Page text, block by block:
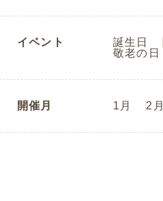
イベント 誕生日
敬老の日
開催月 1月 2月